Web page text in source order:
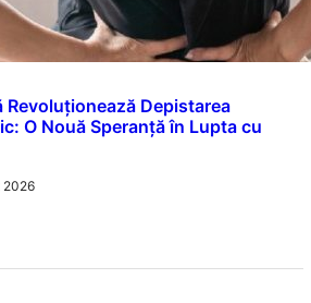
Depistarea
O Nouă Speranță în Lupta cu
2026